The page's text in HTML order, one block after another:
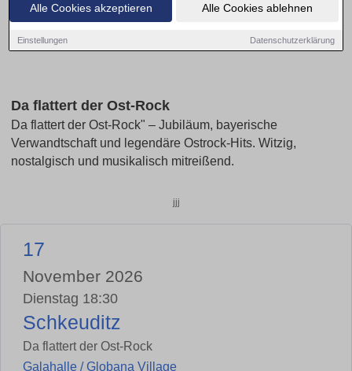
Alle Cookies akzeptieren Alle Cookies ablehnen
Einstellungen Datenschutzerklärung
Da flattert der Ost-Rock
Da flattert der Ost-Rock" – Jubiläum, bayerische
Verwandtschaft und legendäre Ostrock-Hits. Witzig,
nostalgisch und musikalisch mitreißend.
jjj
17
November 2026
Dienstag 18:30
Schkeuditz
Da flattert der Ost-Rock
Galahalle / Globana Village